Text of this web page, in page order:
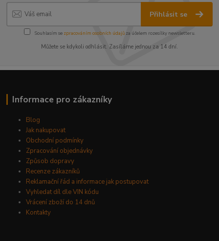
Přihlásit se
Souhlasím se zpracováním osobních údajůza účelem rozesílky newsletteru.
Můžete se kdykoli odhlásit. Zasíláme jednou za 14 dní.
Informace pro zákazníky
Blog
Jak nakupovat
Obchodní podmínky
Zpracování objednávky
Způsob dopravy
Recenze zákazníků
Reklamační řád a informace jak postupovat
Vyhledat díl dle VIN kódu
Vrácení zboží do 14 dnů
Kontakty